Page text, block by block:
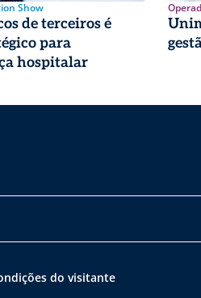
Show
de terceiros é
para
hospitalar
do visitante